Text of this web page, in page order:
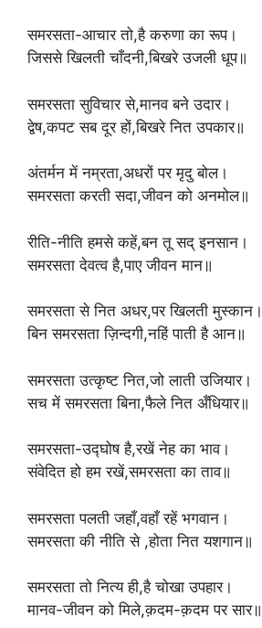
समरसता-आचार तो,है करुणा का रूप।
जिससे खिलती चाँदनी,बिखरे उजली धूप॥
समरसता सुविचार से,मानव बने उदार।
द्वेष,कपट सब दूर हों,बिखरे नित उपकार॥
अंतर्मन में नम्रता,अधरों पर मृदु बोल।
समरसता करती सदा,जीवन को अनमोल॥
रीति-नीति हमसे कहें,बन तू सद् इनसान।
समरसता देवत्व है,पाए जीवन मान॥
समरसता से नित अधर,पर खिलती मुस्कान।
बिन समरसता ज़िन्दगी,नहिं पाती है आन॥
समरसता उत्कृष्ट नित,जो लाती उजियार।
सच में समरसता बिना,फैले नित अँधियार॥
समरसता-उद्घोष है,रखें नेह का भाव।
संवेदित हो हम रखें,समरसता का ताव॥
समरसता पलती जहाँ,वहाँ रहें भगवान।
समरसता की नीति से ,होता नित यशगान॥
समरसता तो नित्य ही,है चोखा उपहार।
मानव-जीवन को मिले,क़दम-क़दम पर सार॥